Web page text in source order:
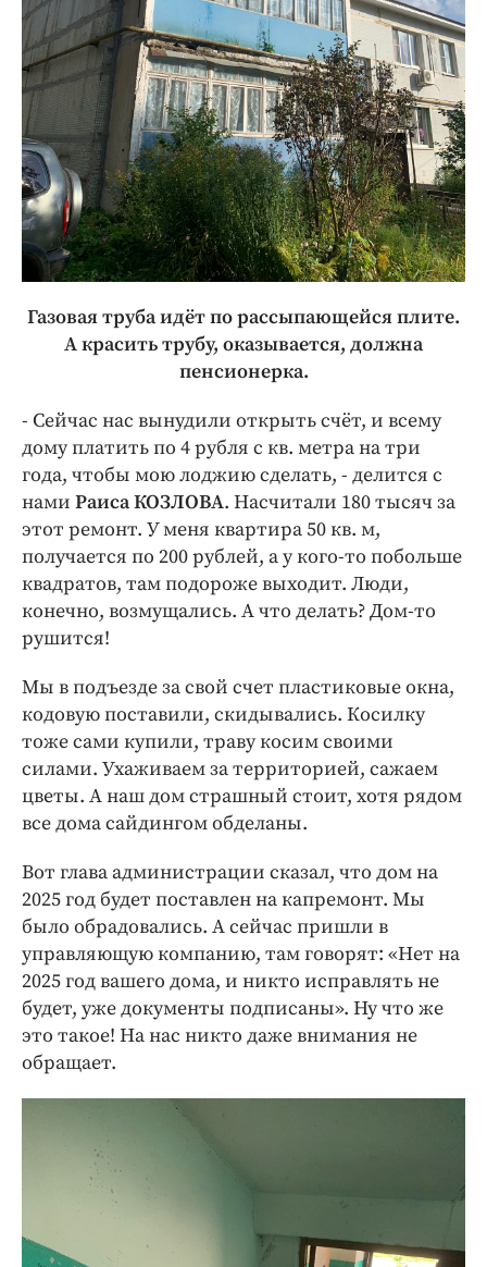
Газовая труба идёт по рассыпающейся плите.
А красить трубу, оказывается, должна
пенсионерка.
- Сейчас нас вынудили открыть счёт, и всему
дому платить по 4 рубля с кв. метра на три
года, чтобы мою лоджию сделать, - делится с
нами Раиса КОЗЛОВА. Насчитали 180 тысяч за
этот ремонт. У меня квартира 50 кв. м,
получается по 200 рублей, а у кого-то побольше
квадратов, там подороже выходит. Люди,
конечно, возмущались. А что делать? Дом-то
рушится!
Мы в подъезде за свой счет пластиковые окна,
кодовую поставили, скидывались. Косилку
тоже сами купили, траву косим своими
силами. Ухаживаем за территорией, сажаем
цветы. А наш дом страшный стоит, хотя рядом
все дома сайдингом обделаны.
Вот глава администрации сказал, что дом на
2025 год будет поставлен на капремонт. Мы
было обрадовались. А сейчас пришли в
управляющую компанию, там говорят: «Нет на
2025 год вашего дома, и никто исправлять не
будет, уже документы подписаны». Ну что же
это такое! На нас никто даже внимания не
обращает.